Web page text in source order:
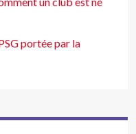
portée par la